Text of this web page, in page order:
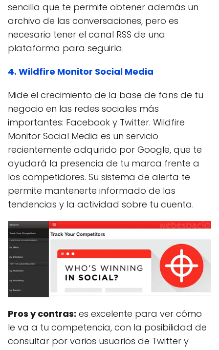
sencilla que te permite obtener además un
archivo de las conversaciones, pero es
necesario tener el canal RSS de una
plataforma para seguirla.
4. Wildfire Monitor Social Media
Mide el crecimiento de la base de fans de tu
negocio en las redes sociales más
importantes: Facebook y Twitter. Wildfire
Monitor Social Media es un servicio
recientemente adquirido por Google, que te
ayudará la presencia de tu marca frente a
los competidores. Su sistema de alerta te
permite mantenerte informado de las
tendencias y la actividad sobre tu cuenta.
Pros y contras: es excelente para ver cómo
le va a tu competencia, con la posibilidad de
consultar por varios usuarios de Twitter y